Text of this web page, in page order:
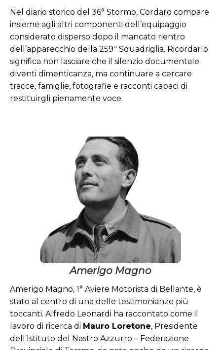
Nel diario storico del 36° Stormo, Cordaro compare
insieme agli altri componenti dell’equipaggio
considerato disperso dopo il mancato rientro
dell’apparecchio della 259ª Squadriglia. Ricordarlo
significa non lasciare che il silenzio documentale
diventi dimenticanza, ma continuare a cercare
tracce, famiglie, fotografie e racconti capaci di
restituirgli pienamente voce.
Amerigo
Magno
1° Aviere Motorista
Medaglia di Bronzo al Valor
Militare
Amerigo Magno
Amerigo Magno, 1° Aviere Motorista di Bellante, è
stato al centro di una delle testimonianze più
toccanti. Alfredo Leonardi ha raccontato come il
lavoro di ricerca di Mauro Loretone, Presidente
dell’Istituto del Nastro Azzurro – Federazione